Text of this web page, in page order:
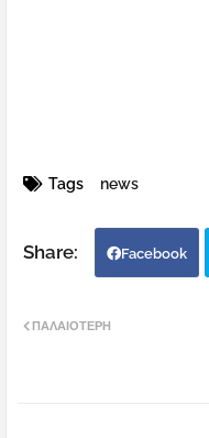
Tags news
Facebook
ΠΑΛΑΙΌΤΕΡΗ